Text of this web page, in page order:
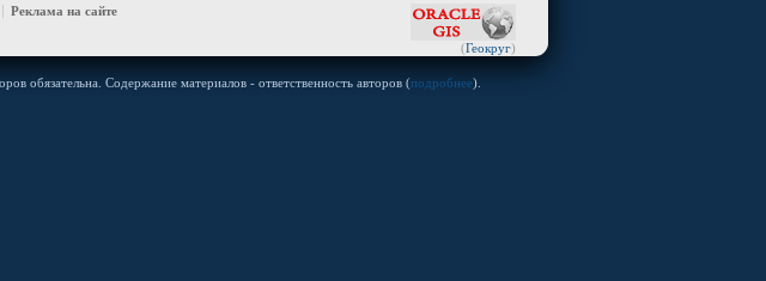
(Геокруг)
Реклама на сайте
обязательна. Содержание материалов - ответственность авторов (подробнее).